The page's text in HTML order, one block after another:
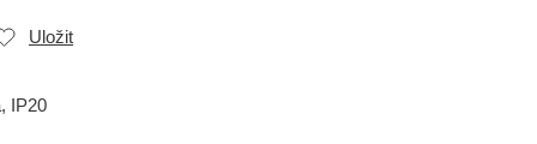
Uložit
IP20